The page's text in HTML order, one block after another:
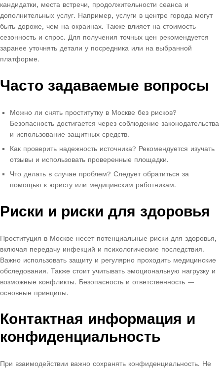
кандидатки, места встречи, продолжительности сеанса и
дополнительных услуг. Например, услуги в центре города могут
быть дороже, чем на окраинах. Также влияет на стоимость
сезонность и спрос. Для получения точных цен рекомендуется
заранее уточнять детали у посредника или на выбранной
платформе.
Часто задаваемые вопросы
Можно ли снять проститутку в Москве без рисков?
Безопасность достигается через соблюдение законодательства
и использование защитных средств.
Как проверить надежность источника? Рекомендуется изучать
отзывы и использовать проверенные площадки.
Что делать в случае проблем? Следует обратиться за
помощью к юристу или медицинским работникам.
Риски и риски для здоровья
Проституция в Москве несет потенциальные риски для здоровья,
включая передачу инфекций и психологические последствия.
Важно использовать защиту и регулярно проходить медицинские
обследования. Также стоит учитывать эмоциональную нагрузку и
возможные конфликты. Безопасность и ответственность —
основные принципы.
Контактная информация и
конфиденциальность
При взаимодействии важно сохранять конфиденциальность. Не